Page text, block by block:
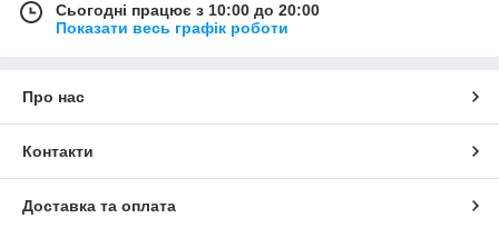
Сьогодні працює з 10:00 до 20:00
Показати весь графік роботи
Про нас
Контакти
Доставка та оплата